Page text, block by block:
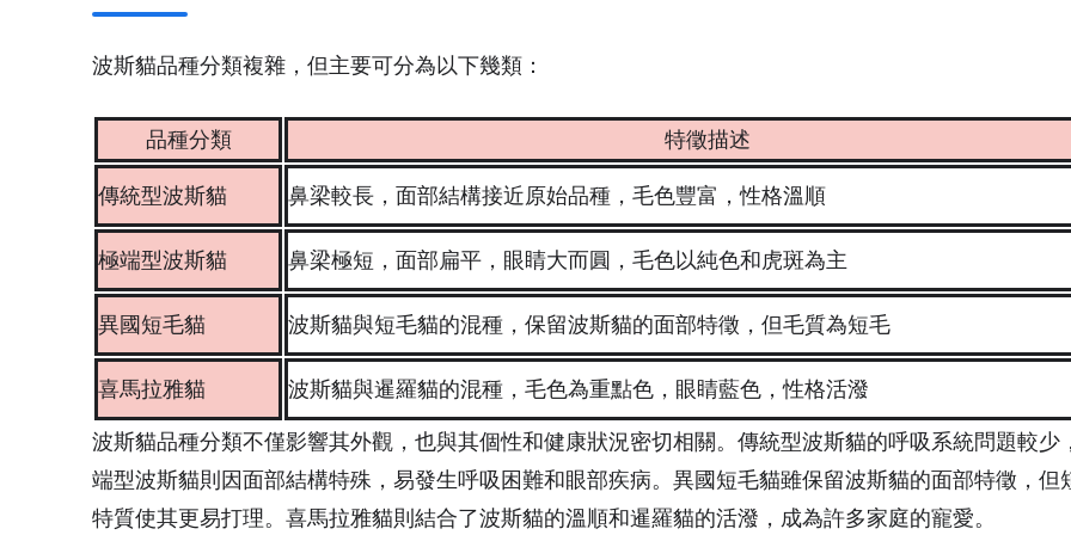
波斯貓品種分類複雜，但主要可分為以下幾類：
品種分類 特徵描述
傳統型波斯貓 鼻梁較長，面部結構接近原始品種，毛色豐富，性格溫順
極端型波斯貓 鼻梁極短，面部扁平，眼睛大而圓，毛色以純色和虎斑為主
異國短毛貓 波斯貓與短毛貓的混種，保留波斯貓的面部特徵，但毛質為短毛
喜馬拉雅貓 波斯貓與暹羅貓的混種，毛色為重點色，眼睛藍色，性格活潑
波斯貓品種分類不僅影響其外觀，也與其個性和健康狀況密切相關。傳統型波斯貓的呼吸系統問題較少
端型波斯貓則因面部結構特殊，易發生呼吸困難和眼部疾病。異國短毛貓雖保留波斯貓的面部特徵，但
特質使其更易打理。喜馬拉雅貓則結合了波斯貓的溫順和暹羅貓的活潑，成為許多家庭的寵愛。